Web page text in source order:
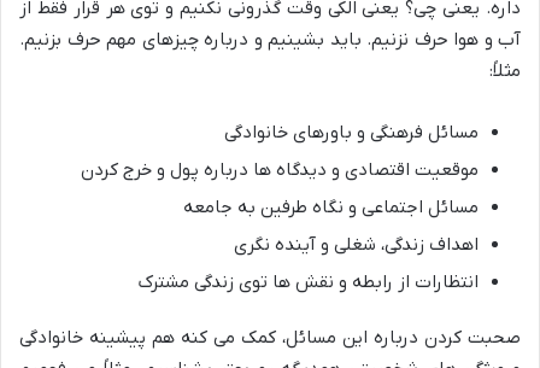
داره. یعنی چی؟ یعنی الکی وقت گذرونی نکنیم و توی هر قرار فقط از
آب و هوا حرف نزنیم. باید بشینیم و درباره چیزهای مهم حرف بزنیم.
مثلاً:
مسائل فرهنگی و باورهای خانوادگی
موقعیت اقتصادی و دیدگاه ها درباره پول و خرج کردن
مسائل اجتماعی و نگاه طرفین به جامعه
اهداف زندگی، شغلی و آینده نگری
انتظارات از رابطه و نقش ها توی زندگی مشترک
صحبت کردن درباره این مسائل، کمک می کنه هم پیشینه خانوادگی